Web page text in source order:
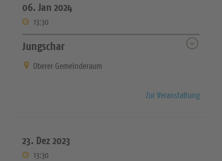
06. Jan 2024
13:30
Jungschar
Oberer Gemeinderaum
Zur Veranstaltung
23. Dez 2023
13:30